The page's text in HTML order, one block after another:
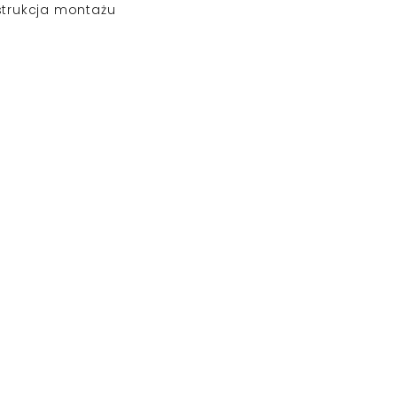
montażu